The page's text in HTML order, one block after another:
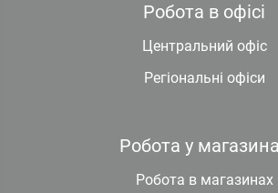
Робота в офісі
Центральний офіс
Регіональні офіси
Робота у
Робота в магазинах